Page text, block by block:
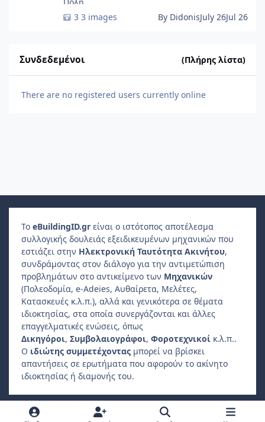
3 images
By DidonisJuly 26Jul 26
Συνδεδεμένοι (Πλήρης λίστα)
There are no registered users currently online
Το eBuildingID.gr είναι ο ιστότοπος αποτέλεσμα
συλλογικής δουλειάς εξειδικευμένων μηχανικών που
εστιάζει στην Ηλεκτρονική Ταυτότητα Ακινήτου,
συνδράμοντας στον διάλογο για την αντιμετώπιση
προβλημάτων στο αντικείμενο των Μηχανικών
(Πολεοδομία, e-Adeies, Αυθαίρετα, Μελέτες,
Κατασκευές κ.λ.π.), αλλά και γενικότερα σε θέματα
ιδιοκτησίας, στα οποία συνεργάζονται και άλλες
επαγγελματικές ενώσεις, όπως
Δικηγόροι, Συμβολαιογράφοι, Φοροτεχνικοί κ.λ.π..
Ο ιδιώτης συμμετέχοντας μπορεί να βρίσκει
απαντήσεις σε ερωτήματα που αφορούν το ακίνητο
ιδιοκτησίας ή διαμονής του.
Light ModeDark ModeSystem Preference f